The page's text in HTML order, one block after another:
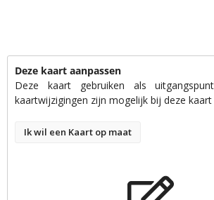
Deze kaart aanpassen
Deze kaart gebruiken als
kaartwijzigingen zijn mogelijk bij deze kaart
Ik wil een Kaart op maat